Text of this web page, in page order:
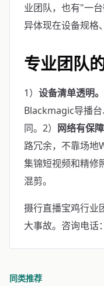
业团队，也有"一
异体现在设备规格
专业团队
1） 设备清单透明。
Blackmagic导播
同。2） 网络有保障
路冗余，不靠场地
集锦短视频和精修
混剪。
摄行直播宝鸡行业
大事故。咨询电话
同类推荐